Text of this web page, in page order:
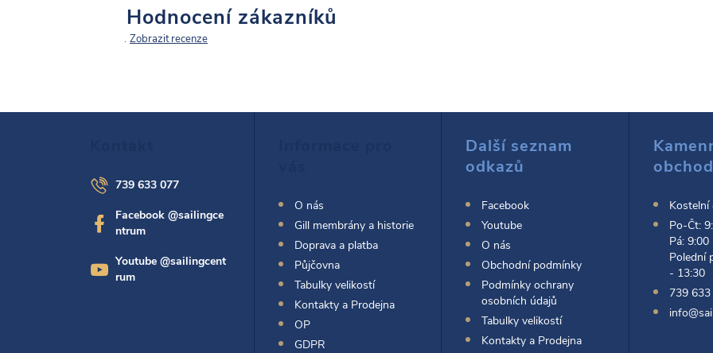
Hodnocení zákazníků
Zobrazit recenze
739 633 077
Facebook @sailingce
ntrum
Youtube @sailingcent
rum
O nás
Gill membrány a historie
Doprava a platba
Půjčovna
Tabulky velikostí
Kontakty a Prodejna
OP
GDPR
Další seznam
odkazů
Facebook
Youtube
O nás
Obchodní podmínky
Podmínky ochrany
osobních údajů
Tabulky velikostí
Kontakty a Prodejna
obchod
Kostelní
Po-Čt:
Pá:
Polední
- 13:30
739